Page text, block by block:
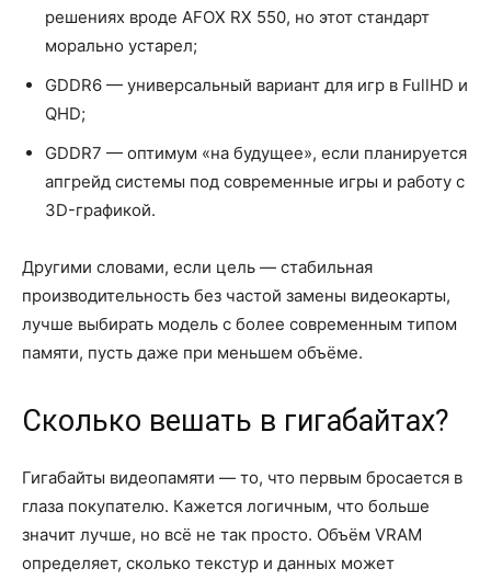
решениях вроде AFOX RX 550, но этот стандарт
морально устарел;
GDDR6 — универсальный вариант для игр в FullHD и
QHD;
GDDR7 — оптимум «на будущее», если планируется
апгрейд системы под современные игры и работу с
3D-графикой.
Другими словами, если цель — стабильная
производительность без частой замены видеокарты,
лучше выбирать модель с более современным типом
памяти, пусть даже при меньшем объёме.
Сколько вешать в гигабайтах?
Гигабайты видеопамяти — то, что первым бросается в
глаза покупателю. Кажется логичным, что больше
значит лучше, но всё не так просто. Объём VRAM
определяет, сколько текстур и данных может